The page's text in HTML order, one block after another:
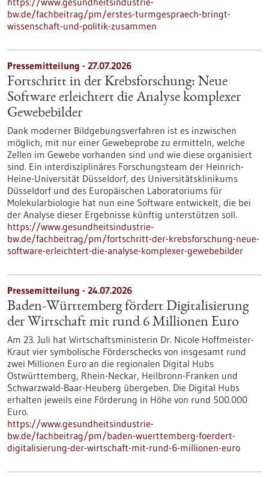
bw.de/fachbeitrag/pm/erstes-turmgespraech-bringt-
wissenschaft-und-politik-zusammen
Pressemitteilung - 27.07.2026
Fortschritt in der Krebsforschung: Neue
Software erleichtert die Analyse komplexer
Gewebebilder
Dank moderner Bildgebungsverfahren ist es inzwischen
möglich, mit nur einer Gewebeprobe zu ermitteln, welche
Zellen im Gewebe vorhanden sind und wie diese organisiert
sind. Ein interdisziplinäres Forschungsteam der Heinrich-
Heine-Universität Düsseldorf, des Universitätsklinikums
Düsseldorf und des Europäischen Laboratoriums für
Molekularbiologie hat nun eine Software entwickelt, die bei
der Analyse dieser Ergebnisse künftig unterstützen soll.
https://www.gesundheitsindustrie-
bw.de/fachbeitrag/pm/fortschritt-der-krebsforschung-neue-
software-erleichtert-die-analyse-komplexer-gewebebilder
Pressemitteilung - 24.07.2026
Baden-Württemberg fördert Digitalisierung
der Wirtschaft mit rund 6 Millionen Euro
Am 23. Juli hat Wirtschaftsministerin Dr. Nicole Hoffmeister-
Kraut vier symbolische Förderschecks von insgesamt rund
zwei Millionen Euro an die regionalen Digital Hubs
Ostwürttemberg, Rhein-Neckar, Heilbronn-Franken und
Schwarzwald-Baar-Heuberg übergeben. Die Digital Hubs
erhalten jeweils eine Förderung in Höhe von rund 500.000
Euro.
https://www.gesundheitsindustrie-
bw.de/fachbeitrag/pm/baden-wuerttemberg-foerdert-
digitalisierung-der-wirtschaft-mit-rund-6-millionen-euro